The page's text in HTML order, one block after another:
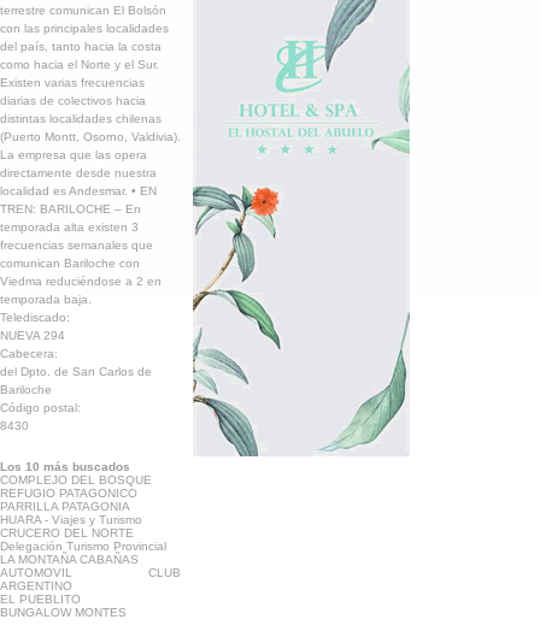
terrestre comunican El Bolsón
con las principales localidades
del país, tanto hacia la costa
como hacia el Norte y el Sur.
Existen varias frecuencias
diarias de colectivos hacia
distintas localidades chilenas
(Puerto Montt, Osorno, Valdivia).
La empresa que las opera
directamente desde nuestra
localidad es Andesmar. • EN
TREN: BARILOCHE – En
temporada alta existen 3
frecuencias semanales que
comunican Bariloche con
Viedma reduciéndose a 2 en
temporada baja.
Telediscado:
NUEVA 294
Cabecera:
del Dpto. de San Carlos de
Bariloche
Código postal:
8430
Los 10 más buscados
COMPLEJO DEL BOSQUE
REFUGIO PATAGONICO
PARRILLA PATAGONIA
HUARA - Viajes y Turismo
CRUCERO DEL NORTE
Delegación Turismo Provincial
LA MONTAÑA CABAÑAS
AUTOMOVIL CLUB
ARGENTINO
EL PUEBLITO
BUNGALOW MONTES